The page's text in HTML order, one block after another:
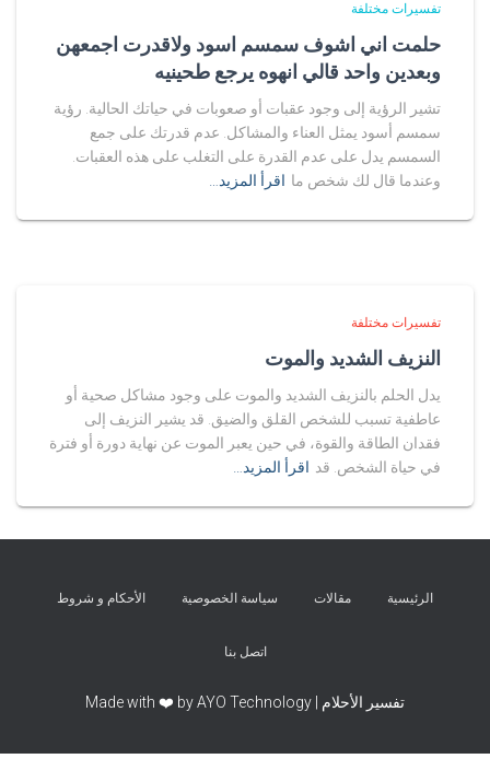
تفسيرات مختلفة
حلمت اني اشوف سمسم اسود ولاقدرت اجمعهن
وبعدين واحد قالي انهوه يرجع طحينيه
تشير الرؤية إلى وجود عقبات أو صعوبات في حياتك الحالية. رؤية
سمسم أسود يمثل العناء والمشاكل. عدم قدرتك على جمع
السمسم يدل على عدم القدرة على التغلب على هذه العقبات.
وعندما قال لك شخص ما اقرأ المزيد…
تفسيرات مختلفة
النزيف الشديد والموت
يدل الحلم بالنزيف الشديد والموت على وجود مشاكل صحية أو
عاطفية تسبب للشخص القلق والضيق. قد يشير النزيف إلى
فقدان الطاقة والقوة، في حين يعبر الموت عن نهاية دورة أو فترة
في حياة الشخص. قد اقرأ المزيد…
الرئيسية مقالات سياسة الخصوصية الأحكام و شروط
اتصل بنا
تفسير الأحلام | Made with ❤️ by AYO Technology